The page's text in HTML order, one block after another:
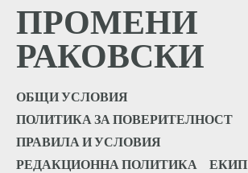
ПРОМЕНИ
РАКОВСКИ
ОБЩИ УСЛОВИЯ
ПОЛИТИКА ЗА ПОВЕРИТЕЛНОСТ
ПРАВИЛА И УСЛОВИЯ
РЕДАКЦИОННА ПОЛИТИКА
ЕКИП